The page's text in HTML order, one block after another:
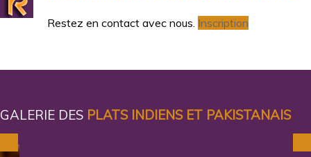
Restez en contact avec nous. Inscription
GALERIE DES PLATS INDIENS ET PAKISTANAIS